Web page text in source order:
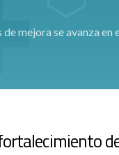
mejora se avanza